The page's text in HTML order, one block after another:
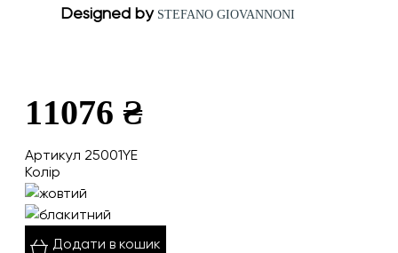
Designed by STEFANO GIOVANNONI
11076 ₴
Артикул 25001YE
Колір
Додати в кошик